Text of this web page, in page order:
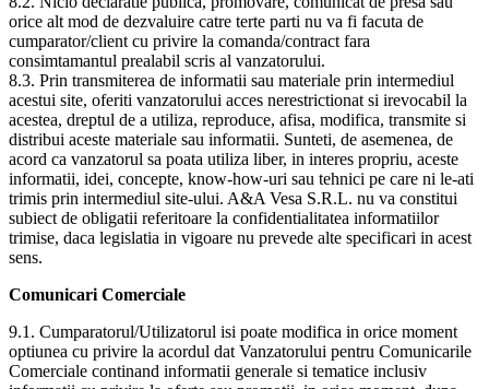
orice alt mod de dezvaluire catre terte parti nu va fi facuta de
cumparator/client cu privire la comanda/contract fara
consimtamantul prealabil scris al vanzatorului.
8.3. Prin transmiterea de informatii sau materiale prin intermediul
acestui site, oferiti vanzatorului acces nerestrictionat si irevocabil la
acestea, dreptul de a utiliza, reproduce, afisa, modifica, transmite si
distribui aceste materiale sau informatii. Sunteti, de asemenea, de
acord ca vanzatorul sa poata utiliza liber, in interes propriu, aceste
informatii, idei, concepte, know-how-uri sau tehnici pe care ni le-ati
trimis prin intermediul site-ului. A&A Vesa S.R.L. nu va constitui
subiect de obligatii referitoare la confidentialitatea informatiilor
trimise, daca legislatia in vigoare nu prevede alte specificari in acest
sens.
Comunicari Comerciale
9.1. Cumparatorul/Utilizatorul isi poate modifica in orice moment
optiunea cu privire la acordul dat Vanzatorului pentru Comunicarile
Comerciale continand informatii generale si tematice inclusiv